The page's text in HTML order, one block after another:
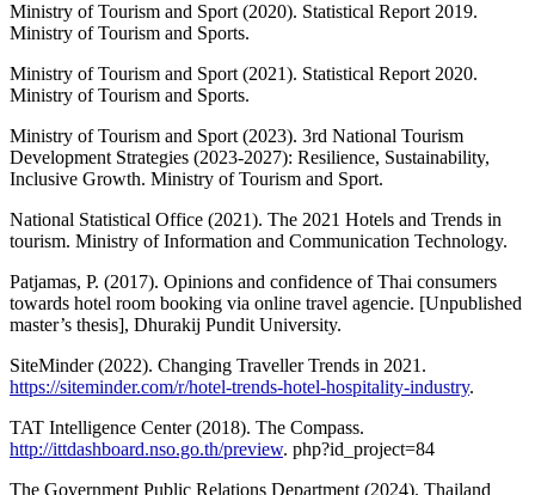
Ministry of Tourism and Sport (2020). Statistical Report 2019.
Ministry of Tourism and Sports.
Ministry of Tourism and Sport (2021). Statistical Report 2020.
Ministry of Tourism and Sports.
Ministry of Tourism and Sport (2023). 3rd National Tourism
Development Strategies (2023-2027): Resilience, Sustainability,
Inclusive Growth. Ministry of Tourism and Sport.
National Statistical Office (2021). The 2021 Hotels and Trends in
tourism. Ministry of Information and Communication Technology.
Patjamas, P. (2017). Opinions and confidence of Thai consumers
towards hotel room booking via online travel agencie. [Unpublished
master’s thesis], Dhurakij Pundit University.
SiteMinder (2022). Changing Traveller Trends in 2021.
https://siteminder.com/r/hotel-trends-hotel-hospitality-industry.
TAT Intelligence Center (2018). The Compass.
http://ittdashboard.nso.go.th/preview. php?id_project=84
The Government Public Relations Department (2024). Thailand